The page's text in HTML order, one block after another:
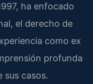
ha enfocado
el derecho de
como ex
profunda
sus casos.